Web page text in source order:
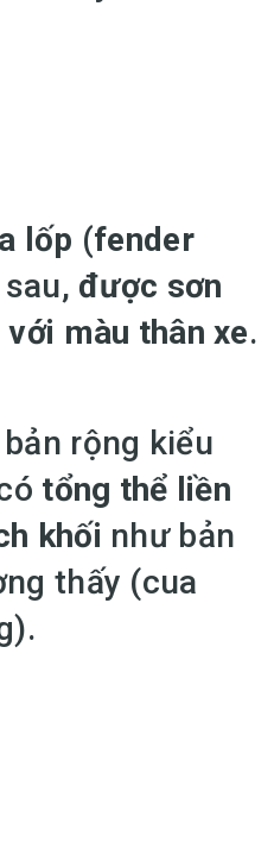
lốp (fender
được sơn
màu thân xe.
rộng kiểu
tổng thể liền
khối như bản
thấy (cua